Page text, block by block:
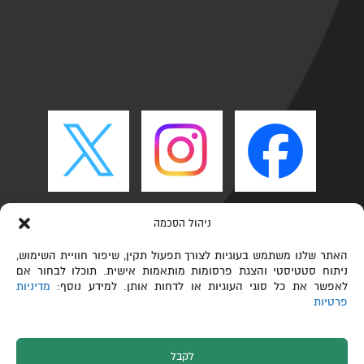
ניהול הסכמה
האתר שלנו משתמש בעוגיות לצורך תפעול תקין, שיפור חוויית השימוש,
ניתוח סטטיסטי והצגת פרסומות מותאמות אישית. תוכלו לבחור אם
לאפשר את כל סוגי העוגיות או לדחות אותן. למידע נוסף: מדיניות
פרטיות
לקבל